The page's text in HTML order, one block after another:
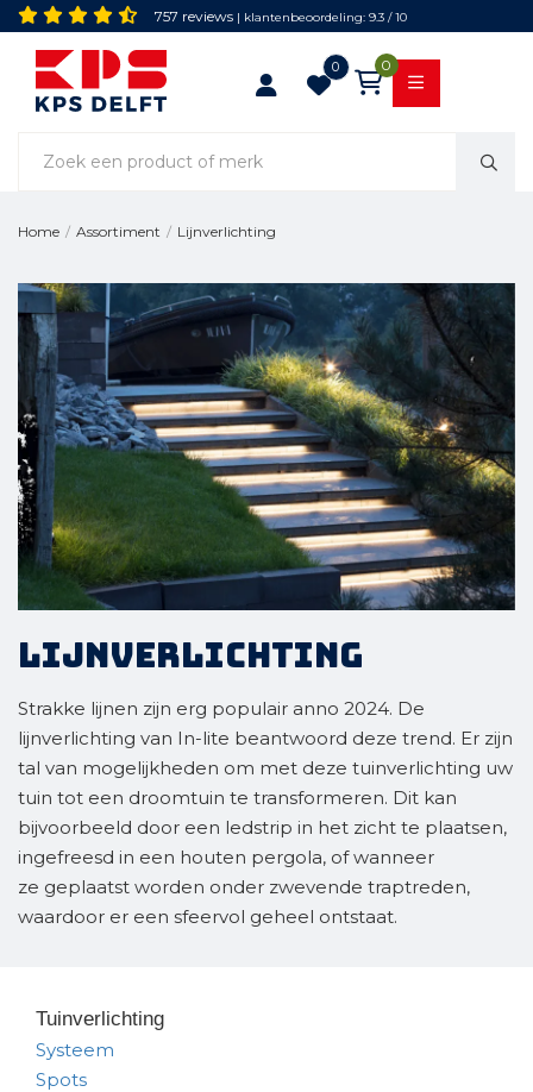
757 reviews | klantenbeoordeling: 9.3 / 10
0 0
Home / Assortiment / Lijnverlichting
Lijnverlichting
Strakke lijnen zijn erg populair anno 2024. De
lijnverlichting van In-lite beantwoord deze trend. Er zijn
tal van mogelijkheden om met deze tuinverlichting uw
tuin tot een droomtuin te transformeren. Dit kan
bijvoorbeeld door een ledstrip in het zicht te plaatsen,
ingefreesd in een houten pergola, of wanneer
ze geplaatst worden onder zwevende traptreden,
waardoor er een sfeervol geheel ontstaat.
Tuinverlichting
Systeem
Spots